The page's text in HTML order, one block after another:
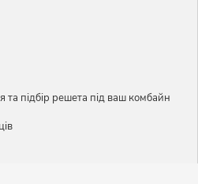
та підбір решета під ваш комбайн